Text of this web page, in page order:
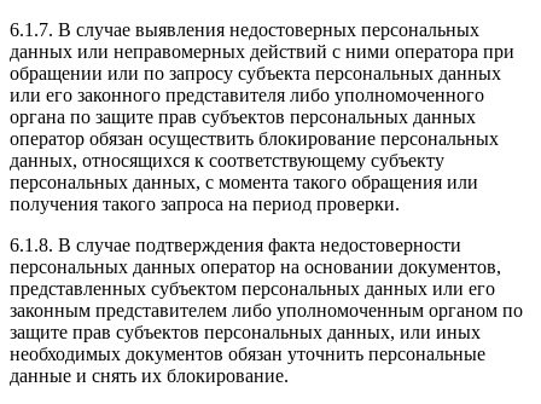
6.1.7. В случае выявления недостоверных персональных
данных или неправомерных действий с ними оператора при
обращении или по запросу субъекта персональных данных
или его законного представителя либо уполномоченного
органа по защите прав субъектов персональных данных
оператор обязан осуществить блокирование персональных
данных, относящихся к соответствующему субъекту
персональных данных, с момента такого обращения или
получения такого запроса на период проверки.
6.1.8. В случае подтверждения факта недостоверности
персональных данных оператор на основании документов,
представленных субъектом персональных данных или его
законным представителем либо уполномоченным органом по
защите прав субъектов персональных данных, или иных
необходимых документов обязан уточнить персональные
данные и снять их блокирование.